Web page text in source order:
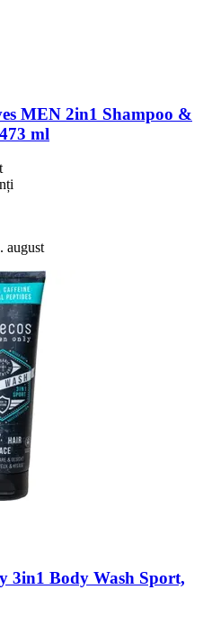
MEN 2in1 Shampoo &
ml
august
3in1 Body Wash Sport,